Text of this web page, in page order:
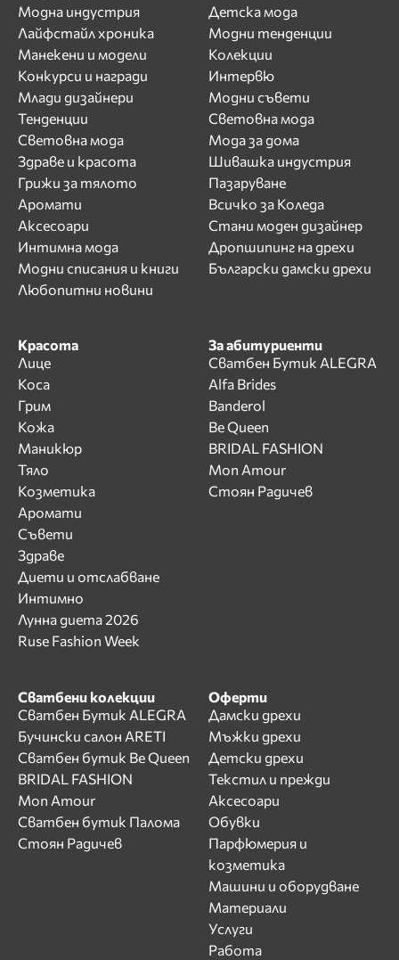
Модна индустрия
Лайфстайл хроника
Манекени и модели
Конкурси и награди
Млади дизайнери
Тенденции
Световна мода
Здраве и красота
Грижи за тялото
Аромати
Аксесоари
Интимна мода
Модни списания и книги
Любопитни новини
Детска мода
Модни тенденции
Колекции
Интервю
Модни съвети
Световна мода
Мода за дома
Шивашка индустрия
Пазаруване
Всичко за Коледа
Стани моден дизайнер
Дропшипинг на дрехи
Български дамски дрехи
Красота
Лице
Коса
Грим
Кожа
Маникюр
Тяло
Козметика
Аромати
Съвети
Здраве
Диети и отслабване
Интимно
Лунна диета 2026
Ruse Fashion Week
За абитуриенти
Сватбен Бутик ALEGRA
Alfa Brides
Banderol
Be Queen
BRIDAL FASHION
Mon Amour
Стоян Радичев
Сватбени колекции
Сватбен Бутик ALEGRA
Бучински салон ARETI
Сватбен бутик Be Queen
BRIDAL FASHION
Mon Amour
Сватбен бутик Палома
Стоян Радичев
Оферти
Дамски дрехи
Мъжки дрехи
Детски дрехи
Текстил и прежди
Аксесоари
Обувки
Парфюмерия и
козметика
Машини и оборудване
Материали
Услуги
Работа